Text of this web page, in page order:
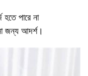
পারে না
জন্য আদর্শ।